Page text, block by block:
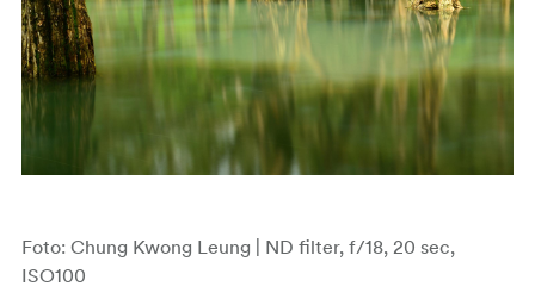
Foto: Chung Kwong Leung | ND filter, f/18, 20 sec,
ISO100